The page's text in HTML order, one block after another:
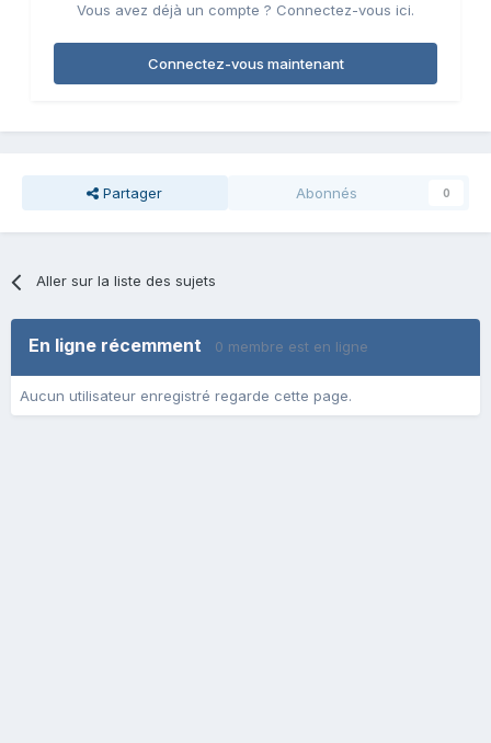
Vous avez déjà un compte ? Connectez-vous ici.
Connectez-vous maintenant
Partager Abonnés 0
Aller sur la liste des sujets
En ligne récemment 0 membre est en ligne
Aucun utilisateur enregistré regarde cette page.